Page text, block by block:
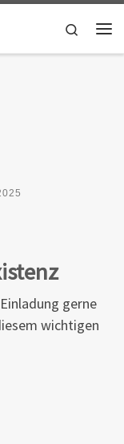
Search
gerne
wichtigen